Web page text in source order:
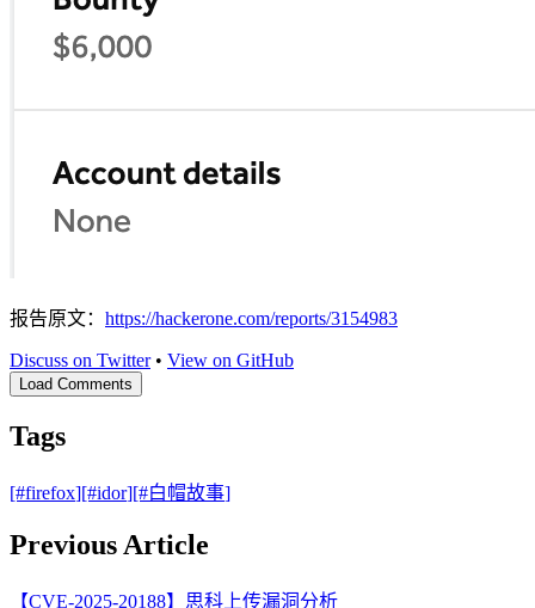
报告原文： https://hackerone.com/reports/3154983
Discuss on Twitter• View on GitHub
Load Comments
Tags
[#firefox][#idor][#白帽故事]
Previous Article
【CVE-2025-20188】思科上传漏洞分析